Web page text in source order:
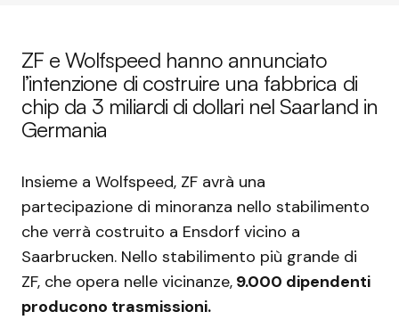
ZF e Wolfspeed hanno annunciato
l’intenzione di costruire una fabbrica di
chip da 3 miliardi di dollari nel Saarland in
Germania
Insieme a Wolfspeed, ZF avrà una
partecipazione di minoranza nello stabilimento
che verrà costruito a Ensdorf vicino a
Saarbrucken. Nello stabilimento più grande di
ZF, che opera nelle vicinanze, 9.000 dipendenti
producono trasmissioni.